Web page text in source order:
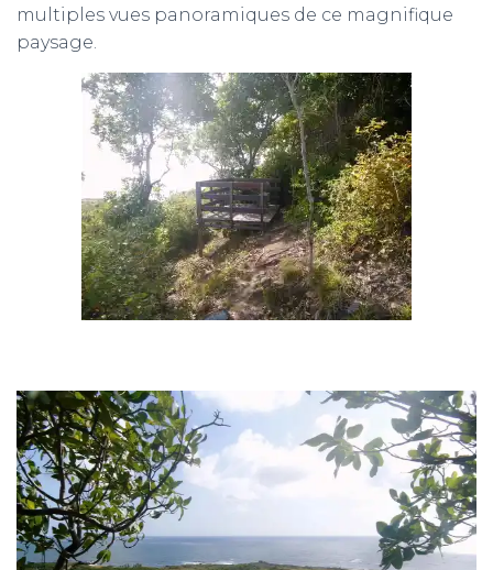
multiples vues panoramiques de ce magnifique
paysage.